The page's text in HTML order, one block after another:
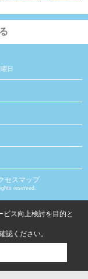
日
セスマップ
reserved.
ス向上検討を目的と
認ください。